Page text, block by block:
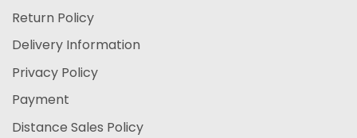
Return Policy
Delivery Information
Privacy Policy
Payment
Distance Sales Policy